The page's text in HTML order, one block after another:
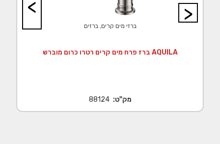
>
ברזי מים קרים, ברזים
ברז פרח מים קרים רטרו כרום מוברש AQUILA
מק"ט:88124
<